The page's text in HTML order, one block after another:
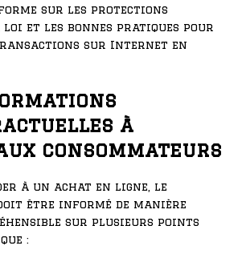
sur les protections
et les bonnes pratiques pour
sur Internet en
à
consommateurs
à un achat en ligne, le
être informé de manière
sur plusieurs points
: